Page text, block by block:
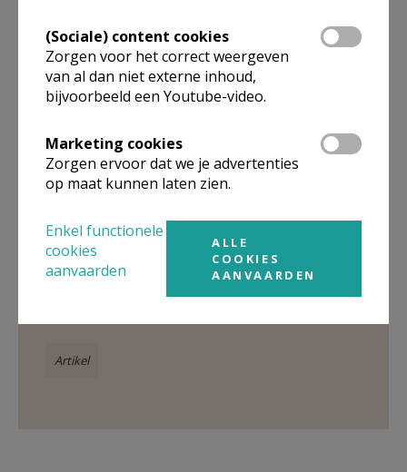
brengen, zodat het kan opgenomen
worden in het parochieblad.
Gepubliceerd door
Parochie in Deinze
Artikel
(Sociale) content cookies
Zorgen voor het correct weergeven
van al dan niet externe inhoud,
bijvoorbeeld een Youtube-video.
Marketing cookies
Zorgen ervoor dat we je advertenties
op maat kunnen laten zien.
Enkel functionele
cookies
aanvaarden
ALLE
COOKIES
AANVAARDEN